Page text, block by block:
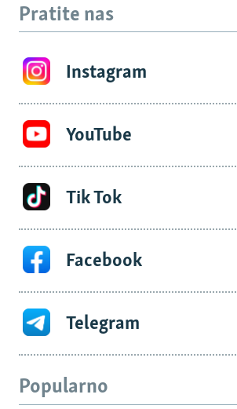
Pratite nas
Instagram
YouTube
Tik Tok
Facebook
Telegram
Popularno